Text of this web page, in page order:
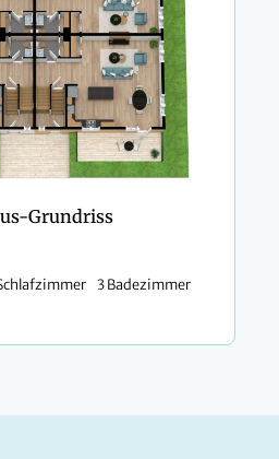
Grundriss
3 Badezimmer